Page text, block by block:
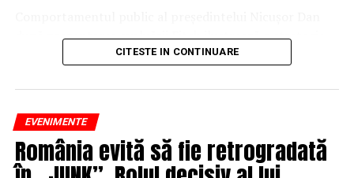
Articolul precedentProiect de buget 2021: salarii și pensii
electrică. Românii plătesc prețul liberalizării prost făcute
ARTICOLE PE ACEIASI TEMA:
după prezentarea evaluării Fitch ilustrează o strategie
de protejare a stabilității naționale. Deși raportul
eșec al executivului, președintele a ales o abordare
temperată, evitând să adauge tensiune peste o situație
deja fragilă.
Acest gest confirmă o realitate politică importantă:
CITESTE IN CONTINUARE
EVENIMENTE
România evită să fie retrogradată